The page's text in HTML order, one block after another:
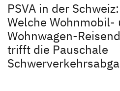
PSVA in der Schweiz:
Welche Wohnmobil-
Wohnwagen-
trifft die Pauschale